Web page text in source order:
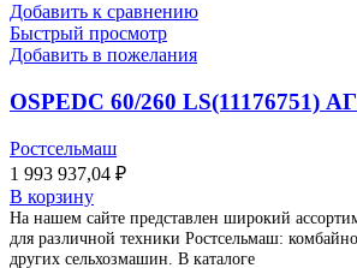
Добавить к сравнению
Быстрый просмотр
Добавить в пожелания
OSPEDC 60/260 LS(11176751)
Ростсельмаш
1 993 937,04 ₽
В корзину
На нашем сайте представлен широкий
для различной техники Ростсельмаш:
других сельхозмашин. В каталоге